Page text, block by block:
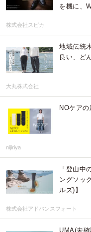
を機に、
株式会社スピカ
地域伝統
良い、ど
大丸株式会社
NOケア
nijiriya
「登山中
ングソッ
ルズ)】
株式会社アドバンスフォート
UMA(未